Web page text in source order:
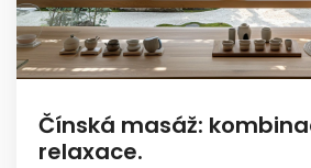
Čínská masáž:
relaxace.